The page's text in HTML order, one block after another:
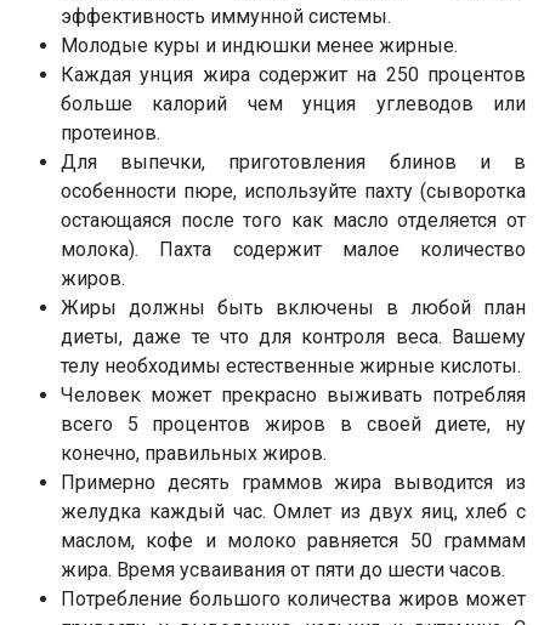
эффективность иммунной системы.
Молодые куры и индюшки менее жирные.
Каждая унция жира содержит на 250 процентов
больше калорий чем унция углеводов или
протеинов.
Для выпечки, приготовления блинов и в
особенности пюре, используйте пахту (сыворотка
остающаяся после того как масло отделяется от
молока). Пахта содержит малое количество
жиров.
Жиры должны быть включены в любой план
диеты, даже те что для контроля веса. Вашему
телу необходимы естественные жирные кислоты.
Человек может прекрасно выживать потребляя
всего 5 процентов жиров в своей диете, ну
конечно, правильных жиров.
Примерно десять граммов жира выводится из
желудка каждый час. Омлет из двух яиц, хлеб с
маслом, кофе и молоко равняется 50 граммам
жира. Время усваивания от пяти до шести часов.
Потребление большого количества жиров может